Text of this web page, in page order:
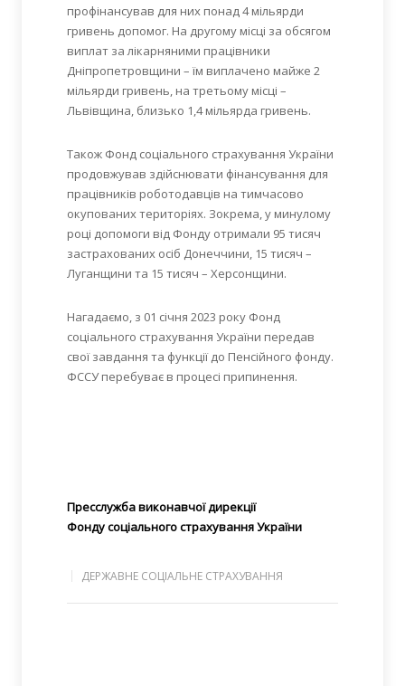
профінансував для них понад 4 мільярди
гривень допомог. На другому місці за обсягом
виплат за лікарняними працівники
Дніпропетровщини – їм виплачено майже 2
мільярди гривень, на третьому місці –
Львівщина, близько 1,4 мільярда гривень.
Також Фонд соціального страхування України
продовжував здійснювати фінансування для
працівників роботодавців на тимчасово
окупованих територіях. Зокрема, у минулому
році допомоги від Фонду отримали 95 тисяч
застрахованих осіб Донеччини, 15 тисяч –
Луганщини та 15 тисяч – Херсонщини.
Нагадаємо, з 01 січня 2023 року Фонд
соціального страхування України передав
свої завдання та функції до Пенсійного фонду.
ФССУ перебуває в процесі припинення.
Пресслужба виконавчої дирекції
Фонду соціального страхування України
ДЕРЖАВНЕ СОЦІАЛЬНЕ СТРАХУВАННЯ